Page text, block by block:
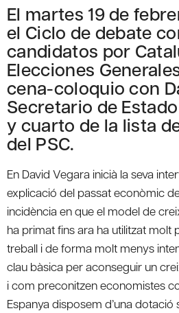
El martes 19 de
el Ciclo de debate
candidatos por
Elecciones
cena-coloquio con
Secretario de
y cuarto de la lista
del PSC.
En David Vegara inicià la seva
explicació del passat econòmic
incidència en que el model de
ha primat fins ara ha utilitzat molt
treball i de forma molt menys
clau bàsica per aconseguir un
i com preconitzen economistes
Espanya disposem d’una